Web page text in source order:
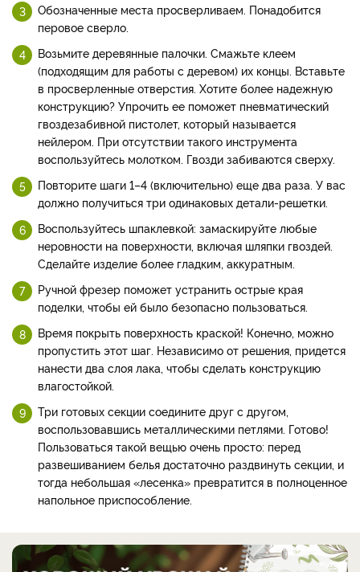
Обозначенные места просверливаем. Понадобится
перовое сверло.
Возьмите деревянные палочки. Смажьте клеем
(подходящим для работы с деревом) их концы. Вставьте
в просверленные отверстия. Хотите более надежную
конструкцию? Упрочить ее поможет пневматический
гвоздезабивной пистолет, который называется
нейлером. При отсутствии такого инструмента
воспользуйтесь молотком. Гвозди забиваются сверху.
Повторите шаги 1–4 (включительно) еще два раза. У вас
должно получиться три одинаковых детали-решетки.
Воспользуйтесь шпаклевкой: замаскируйте любые
неровности на поверхности, включая шляпки гвоздей.
Сделайте изделие более гладким, аккуратным.
Ручной фрезер поможет устранить острые края
поделки, чтобы ей было безопасно пользоваться.
Время покрыть поверхность краской! Конечно, можно
пропустить этот шаг. Независимо от решения, придется
нанести два слоя лака, чтобы сделать конструкцию
влагостойкой.
Три готовых секции соедините друг с другом,
воспользовавшись металлическими петлями. Готово!
Пользоваться такой вещью очень просто: перед
развешиванием белья достаточно раздвинуть секции, и
тогда небольшая «лесенка» превратится в полноценное
напольное приспособление.